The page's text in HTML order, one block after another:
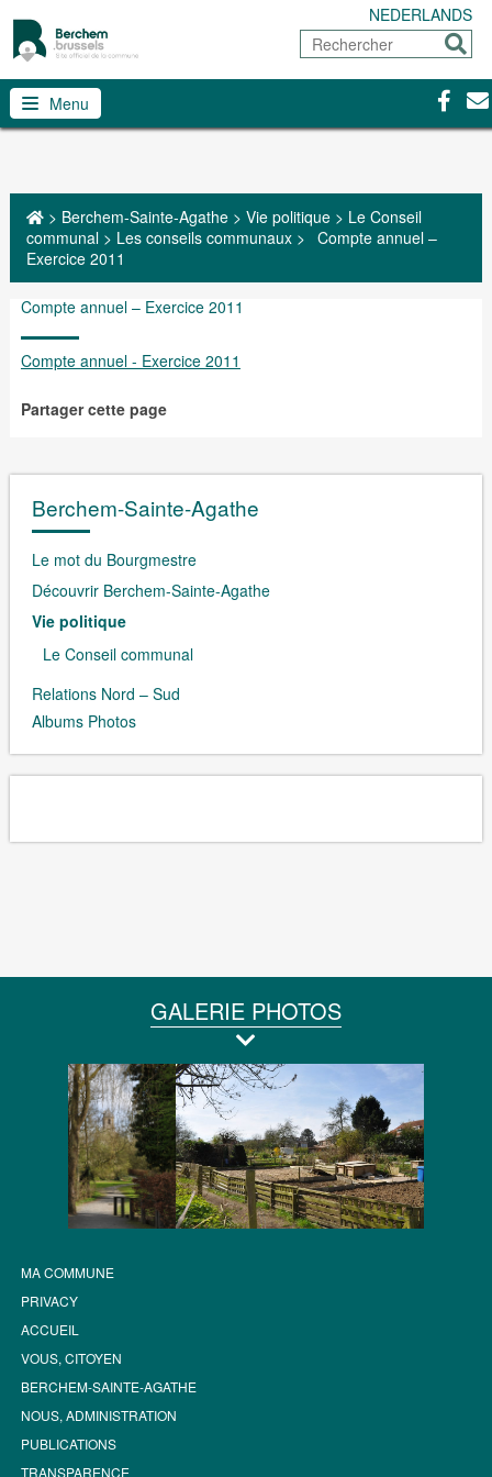
NEDERLANDS
Rechercher
Menu
> Berchem-Sainte-Agathe> Vie politique> Le Conseil
communal> Les conseils communaux> Compte annuel –
Exercice 2011
Compte annuel – Exercice 2011
Compte annuel - Exercice 2011
Partager cette page
Berchem-Sainte-Agathe
Le mot du Bourgmestre
Découvrir Berchem-Sainte-Agathe
Vie politique
Le Conseil communal
Relations Nord – Sud
Albums Photos
GALERIE PHOTOS
MA COMMUNE
PRIVACY
ACCUEIL
VOUS, CITOYEN
BERCHEM-SAINTE-AGATHE
NOUS, ADMINISTRATION
PUBLICATIONS
TRANSPARENCE